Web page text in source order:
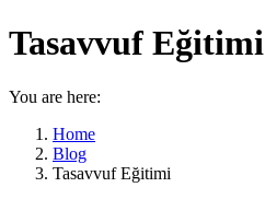
Tasavvuf Eğitimi
You are here:
Home
Blog
Tasavvuf Eğitimi